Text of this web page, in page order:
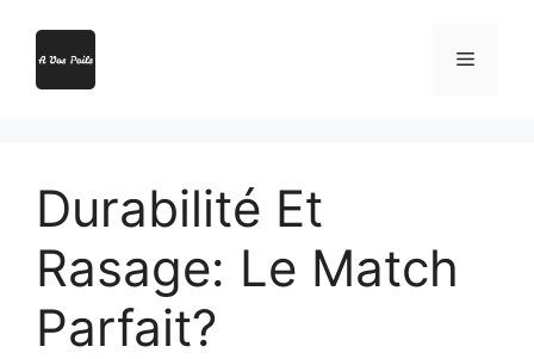
Menu
Durabilité Et
Rasage: Le Match
Parfait?